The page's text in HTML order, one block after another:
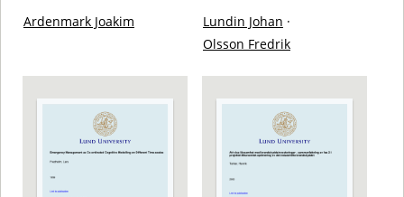
Ardenmark Joakim Lundin Johan ·
Olsson Fredrik